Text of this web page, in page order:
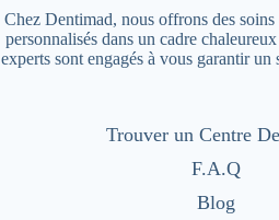
Chez Dentimad, nous offrons des soins
personnalisés dans un cadre
experts sont engagés à vous garantir un
Trouver un Centre
F.A.Q
Blog